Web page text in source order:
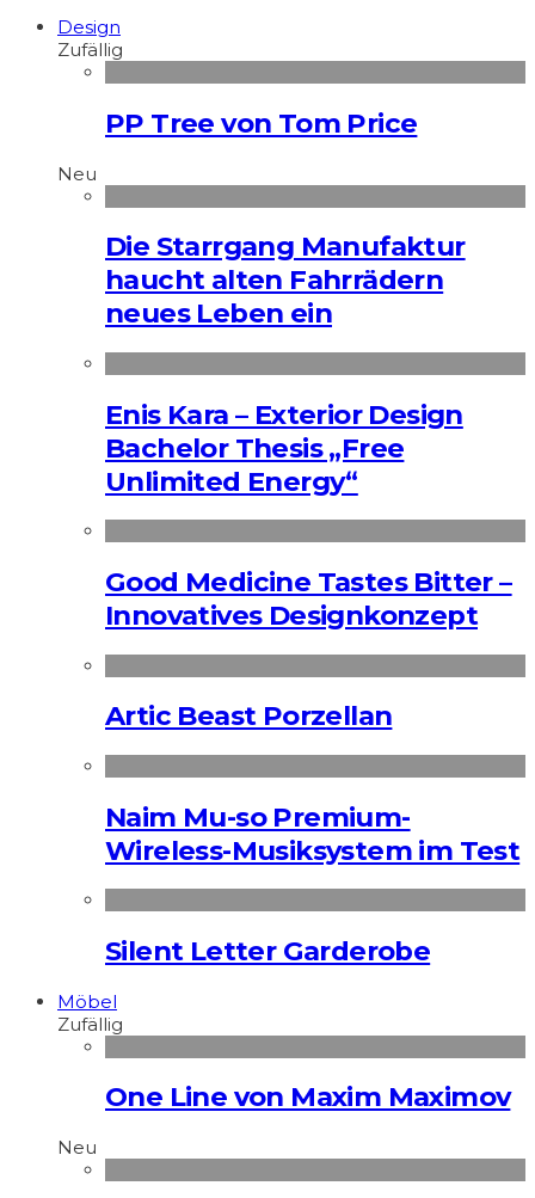
Design
Zufällig
PP Tree von Tom Price
Neu
Die Starrgang Manufaktur
haucht alten Fahrrädern
neues Leben ein
Enis Kara – Exterior Design
Bachelor Thesis „Free
Unlimited Energy“
Good Medicine Tastes Bitter –
Innovatives Designkonzept
Artic Beast Porzellan
Naim Mu-so Premium-
Wireless-Musiksystem im Test
Silent Letter Garderobe
Möbel
Zufällig
One Line von Maxim Maximov
Neu